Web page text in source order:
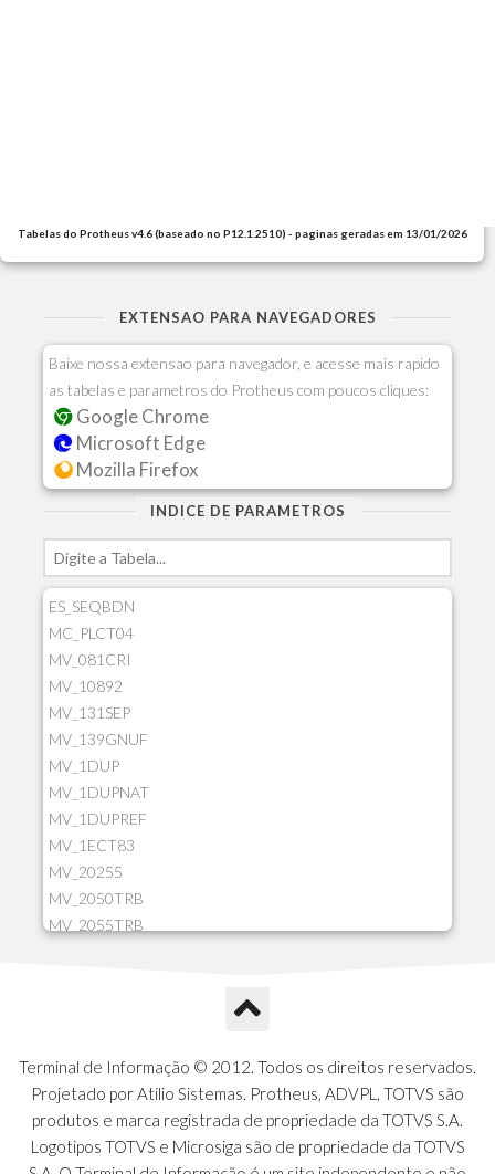
Tabelas do Protheus v4.6 (baseado no P12.1.2510) - paginas geradas em 13/01/2026
EXTENSAO PARA NAVEGADORES
Baixe nossa extensao para navegador, e acesse mais rapido
as tabelas e parametros do Protheus com poucos cliques:
Google Chrome
Microsoft Edge
Mozilla Firefox
INDICE DE PARAMETROS
ES_SEQBDN
MC_PLCT04
MV_081CRI
MV_10892
MV_131SEP
MV_139GNUF
MV_1DUP
MV_1DUPNAT
MV_1DUPREF
MV_1ECT83
MV_20255
MV_2050TRB
MV_2055TRB
MV_2GNOINC
MV_320SLD
MV_325PMDA
MV_330ATCM
MV_340LOCK
Terminal de Informação © 2012. Todos os direitos reservados.
Projetado por Atilio Sistemas. Protheus, ADVPL, TOTVS são
produtos e marca registrada de propriedade da TOTVS S.A.
Logotipos TOTVS e Microsiga são de propriedade da TOTVS